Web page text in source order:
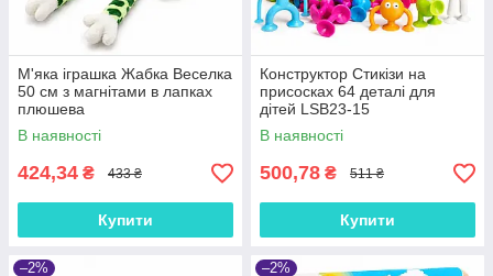
М'яка іграшка Жабка Веселка
50 см з магнітами в лапках
плюшева
В наявності
424,34 ₴ 433 ₴
Купити
Конструктор Стикізи на
присосках 64 деталі для
дітей LSB23-15
В наявності
500,78 ₴ 511 ₴
Купити
–2% –2%